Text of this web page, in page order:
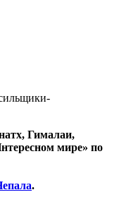
Гималаи,
мире» по
.